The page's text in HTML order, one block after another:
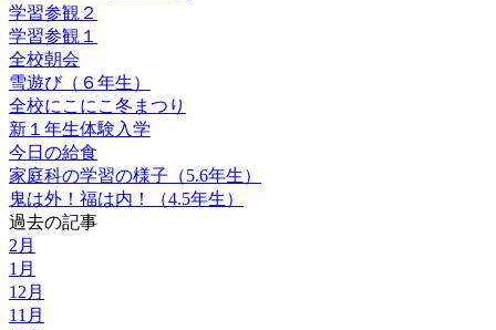
学習参観２
学習参観１
全校朝会
雪遊び（６年生）
全校にこにこ冬まつり
新１年生体験入学
今日の給食
家庭科の学習の様子（5.6年生）
鬼は外！福は内！（4.5年生）
過去の記事
2月
1月
12月
11月